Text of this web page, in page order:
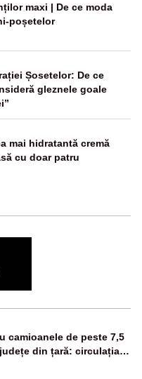
maxi | De ce moda
poșetelor
Șosetelor: De ce
gleznele goale
mai hidratantă cremă
cu doar patru
camioanele de peste 7,5
din țară: circulația
între orele 12:00 și